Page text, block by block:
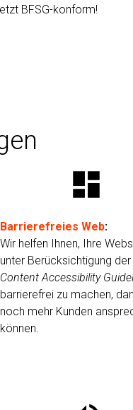
BFSG-konform!
dashboard
Barrierefreies Web:
Wir helfen Ihnen, Ihre
unter Berücksichtigung der
Content Accessibility
barrierefrei zu machen,
noch mehr Kunden
können.